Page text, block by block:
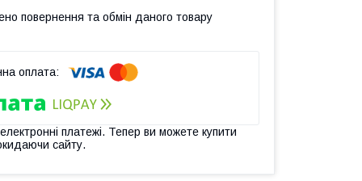
повернення та обмін даного товару
платежі. Тепер ви можете купити
сайту.